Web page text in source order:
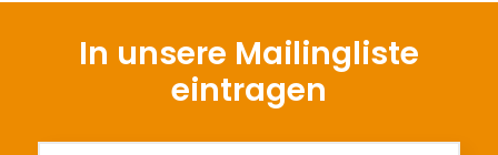
In unsere Mailingliste
eintragen